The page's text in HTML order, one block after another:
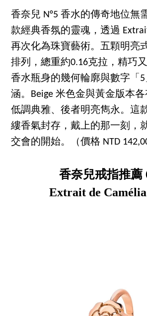
香奈兒 N°5 香水的傳奇地位無
款經典香氛的靈魂，透過
再次化為珠寶藝術。五顆明亮
排列，總重約0.16克拉，精巧
香水瓶身的幾何輪廓與數字「
涵。Beige 米色金與黃金版本
低調典雅、後者明亮雋永。這
縷香氣封存，戴上的那一刻，
交會的開始。（價格 NTD
香奈兒戒指推薦
Extrait de